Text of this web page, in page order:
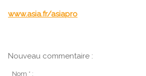
www.asia.fr/asiapro
Nouveau commentaire :
Nom * :